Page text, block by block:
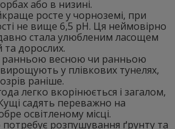
або в низині.
росте у чорноземі, при
не вище 6,5 рН. Ця неймовірно
стала улюбленим ласощем
та дорослих.
ранньою весною чи ранньою
у плівкових тунелях,
раніше.
легко вкорінюється і загалом,
садять переважно на
освітленому місці.
розпушування ґрунту та